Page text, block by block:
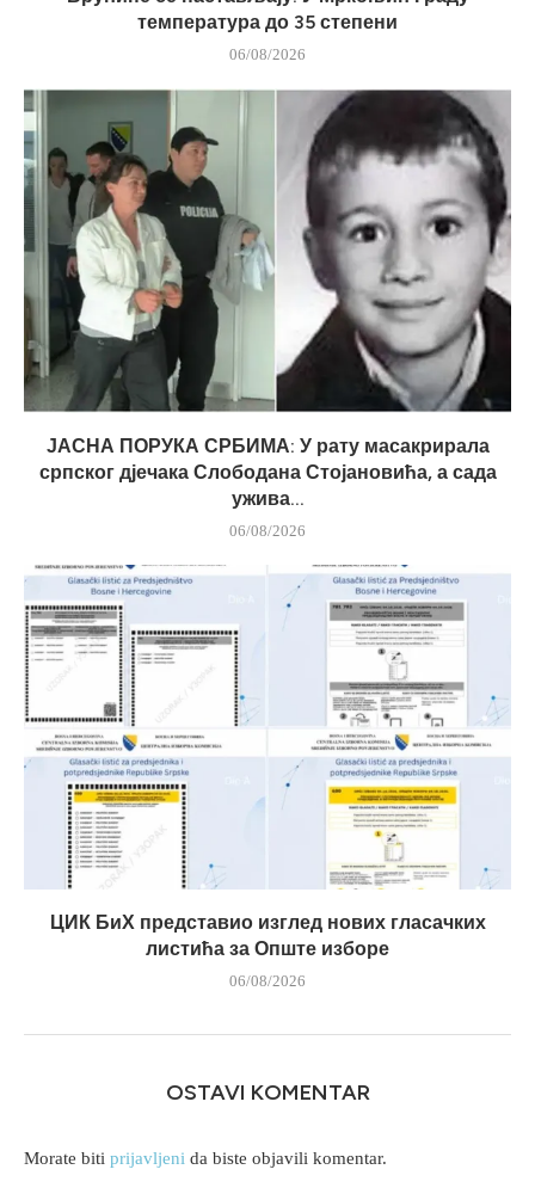
температура до 35 степени
06/08/2026
ЈАСНА ПОРУКА СРБИМА: У рату масакрирала
српског дјечака Слободана Стојановића, а сада
ужива...
06/08/2026
ЦИК БиХ представио изглед нових гласачких
листића за Опште изборе
06/08/2026
OSTAVI KOMENTAR
Morate biti prijavljeni da biste objavili komentar.